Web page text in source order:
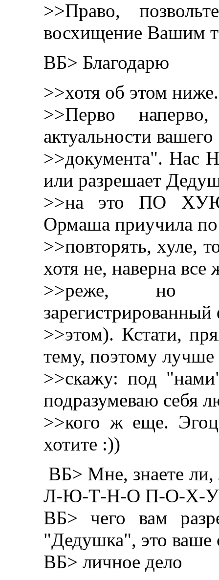
>>Право,
восхищение Вашим
ВБ> Благодарю
>>хотя об этом ниже.
>>Перво
актуальности
>>документа". Нас
или разрешает
>>на это ПО
Ормаша приучила по
>>повторять, хуле,
хотя не, наверна все
>>реже, но
зарегистрированный
>>этом). Кстати,
тему, поэтому лучше
>>скажу: под
подразумеваю себя
>>кого ж еще.
хотите :))
ВБ> Мне, знаете
Л-Ю-Т-Н-О П-О-Х-
ВБ> чего вам
"Дедушка", это ваше
ВБ> личное дело